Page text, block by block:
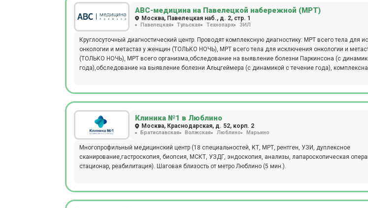
обследовать пациентов с массой тела до 120 кг. В центре можно пройти МР исследование с
5 минутах от станции м. Комсомольская. Прием происходит по предварительной записи.
АВС-медицина на Павелецкой набережной (МРТ)
Москва, Павелецкая наб., д. 2, стр. 1
Павелецкая Тульская Технопарк ЗИЛ
Круглосуточный диагностический центр. Проводят комплексную диагностику: МРТ всего тела для
онкологии и метастаз у женщин (ТОЛЬКО НОЧЬ), МРТ всего тела для исключения онкологии и
(ТОЛЬКО НОЧЬ), МРТ всего организма,обследование на выявление болезни Паркинсона (с
года),обследование на выявление болезни Альцгеймера (с динамикой с течение года),
рассеянного склероза с контрастом, выявление органических причин повышения артериального
от Павелецкой пл. Прием взрослых и детей происходит по предварительной записи.
обследование в период с 23:00 до 9:00. Мр диагностику с контрастированием и без выполняют на
General Electric BrivoMR 355, который обладает мощностью в 1,5 Тесла. Пройти исследование на
люди с массой тела до 120 кг.
Клиника №1 в Люблино
Москва, Краснодарская, д. 52, корп. 2
Братиславская Волжская Люблино Марьино
Многопрофильный медицинский центр (18 специальностей, КТ, МРТ, рентген, УЗИ, дуплексное
сканирование,гастроскопия, биопсия, МСКТ, УЗДГ, эндоскопия, анализы, лапароскопическая
стационар, реабилитация). Шаговая близость от метро Люблино (5 мин.).